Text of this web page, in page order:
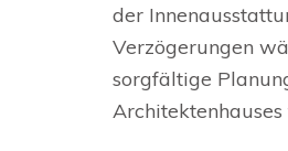
der
Verzögerungen
sorgfältige